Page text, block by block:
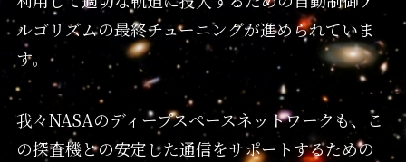
ルゴリズムの最終チューニングが進められていま
す。
我々NASAのディープスペースネットワークも、こ
の探査機との安定した通信をサポートするための